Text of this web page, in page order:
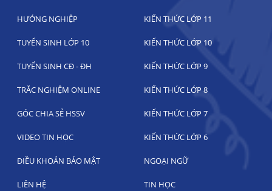
HƯỚNG NGHIỆP KIẾN THỨC LỚP 11
TUYỂN SINH LỚP 10 KIẾN THỨC LỚP 10
TUYỂN SINH CĐ - ĐH KIẾN THỨC LỚP 9
TRẮC NGHIỆM ONLINE KIẾN THỨC LỚP 8
GÓC CHIA SẺ HSSV KIẾN THỨC LỚP 7
VIDEO TIN HỌC KIẾN THỨC LỚP 6
ĐIỀU KHOẢN BẢO MẬT NGOẠI NGỮ
LIÊN HỆ TIN HỌC